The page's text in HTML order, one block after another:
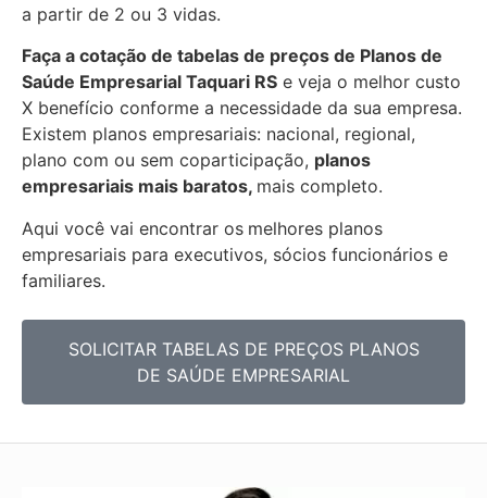
a partir de 2 ou 3 vidas.
Faça a cotação de tabelas de preços de Planos de
Saúde Empresarial Taquari RS e veja o melhor custo
X benefício conforme a necessidade da sua empresa.
Existem planos empresariais: nacional, regional,
plano com ou sem coparticipação, planos
empresariais mais baratos, mais completo.
Aqui você vai encontrar os melhores planos
empresariais para executivos, sócios funcionários e
familiares.
SOLICITAR TABELAS DE PREÇOS PLANOS
DE SAÚDE EMPRESARIAL